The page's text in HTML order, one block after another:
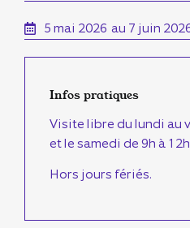
5 mai 2026 au 7 juin
Infos pratiques
Visite libre du lundi au
et le samedi de 9h à
Hors jours fériés.